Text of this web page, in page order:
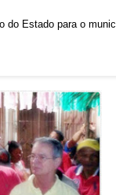
do Estado para o